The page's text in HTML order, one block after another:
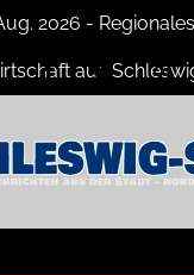
2026 -
aus
und
Umgebung